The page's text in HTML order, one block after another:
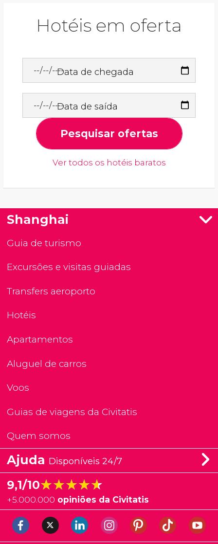
Hotéis em oferta
Data de chegada
Data de saída
Pesquisar ofertas
Ver todos os hotéis baratos
Shanghai
Guia de turismo
Excursões e visitas guiadas
Transfers aeroporto
Hotéis
Apartamentos
Aluguel de carros
Voos
Guias de viagens da Civitatis
Quem somos
Ajuda Disponíveis 24/7
9,1/10★★★★★
★★★★★
+5.000.000 opiniões da Civitatis